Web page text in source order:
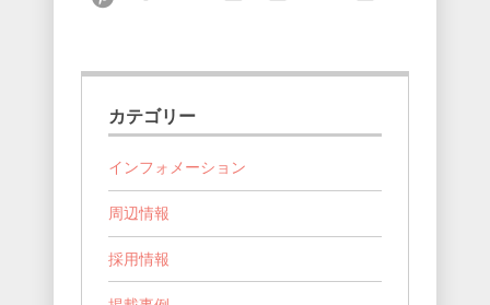
カテゴリー
インフォメーション
周辺情報
採用情報